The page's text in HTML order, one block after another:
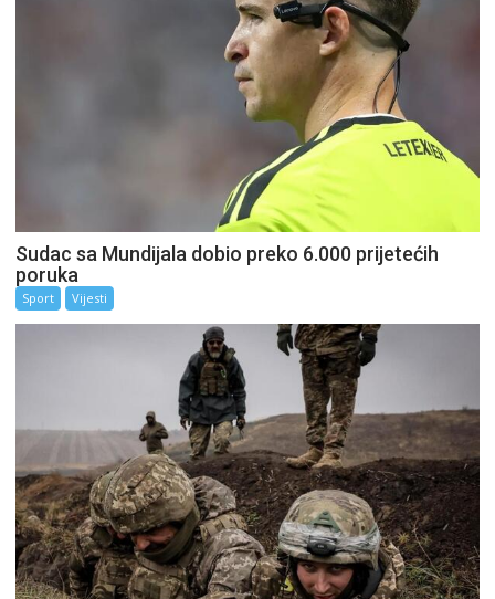
Sudac sa Mundijala dobio preko 6.000 prijetećih
poruka
Sport Vijesti